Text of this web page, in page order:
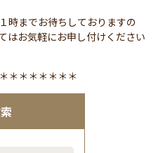
時までお待ちしておりますの
はお気軽にお申し付けください
＊＊＊＊＊＊＊